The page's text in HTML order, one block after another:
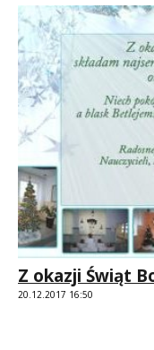
Z okazji Świąt
20.12.2017 16:50